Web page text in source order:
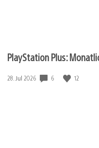
PlayStation Plus:
Veröffentlichungsdatum:
28. Jul 2026 6 12